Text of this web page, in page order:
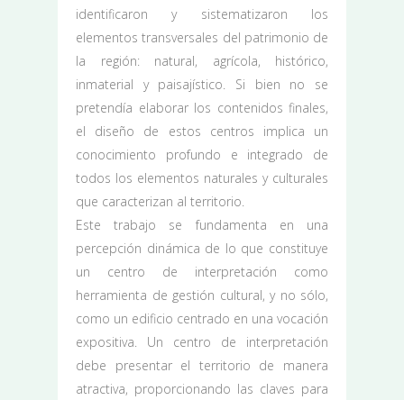
identificaron y sistematizaron los
elementos transversales del patrimonio de
la región: natural, agrícola, histórico,
inmaterial y paisajístico. Si bien no se
pretendía elaborar los contenidos finales,
el diseño de estos centros implica un
conocimiento profundo e integrado de
todos los elementos naturales y culturales
que caracterizan al territorio.
Este trabajo se fundamenta en una
percepción dinámica de lo que constituye
un centro de interpretación como
herramienta de gestión cultural, y no sólo,
como un edificio centrado en una vocación
expositiva. Un centro de interpretación
debe presentar el territorio de manera
atractiva, proporcionando las claves para